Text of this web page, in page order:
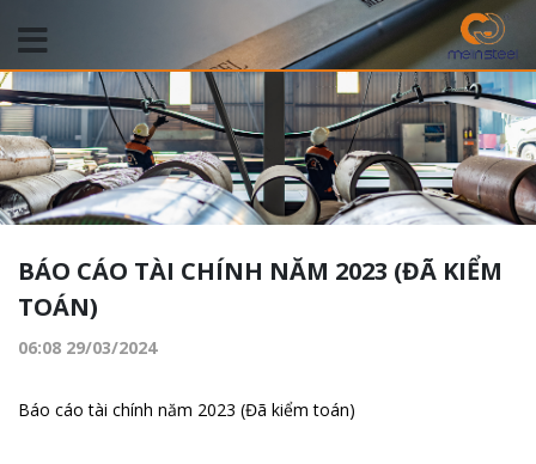
BÁO CÁO TÀI CHÍNH NĂM 2023 (ĐÃ KIỂM
TOÁN)
06:08 29/03/2024
Báo cáo tài chính năm 2023 (Đã kiểm toán)